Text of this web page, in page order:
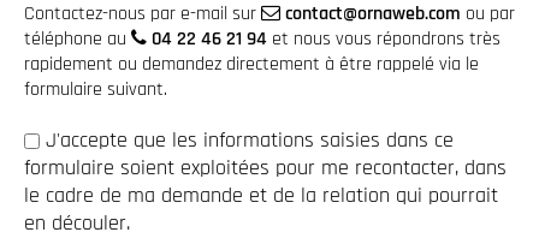
Contactez-nous par e-mail sur
contact@ornaweb.com ou par
téléphone au
04 22 46 21 94 et nous vous répondrons très
rapidement ou demandez directement à être rappelé via le
formulaire suivant.
J'accepte que les informations saisies dans ce
formulaire soient exploitées pour me recontacter, dans
le cadre de ma demande et de la relation qui pourrait
en découler.